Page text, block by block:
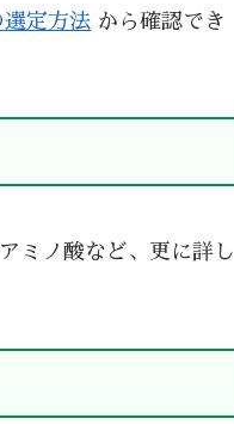
定方法 から確認でき
ミノ酸など、更に詳し